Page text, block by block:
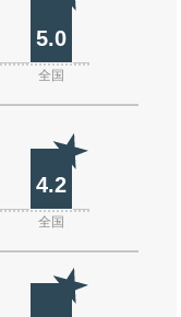
5.0
全国
4.2
全国